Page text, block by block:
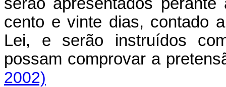
cento e vinte dias, contado
Lei, e serão instruídos
possam comprovar a
2002)